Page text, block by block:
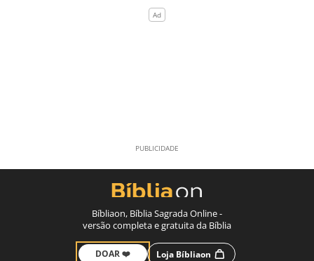
Bíbliaon, Bíblia Sagrada Online -
versão completa e gratuita da Bíblia
DOAR ❤️ Loja Bíbliaon